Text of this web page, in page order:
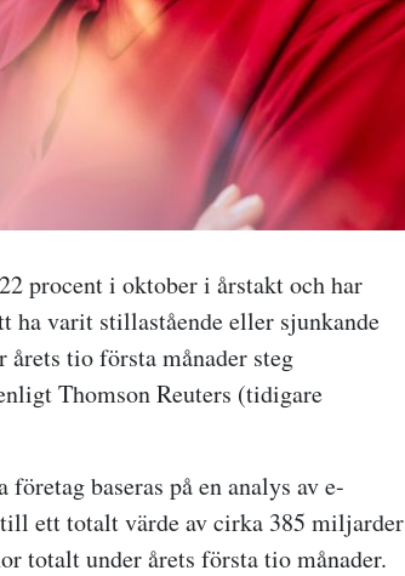
procent i oktober i årstakt och har
ha varit stillastående eller sjunkande
tio första månader steg
Thomson Reuters (tidigare
baseras på en analys av e-
ett totalt värde av cirka 385 miljarder
totalt under årets första tio månader.